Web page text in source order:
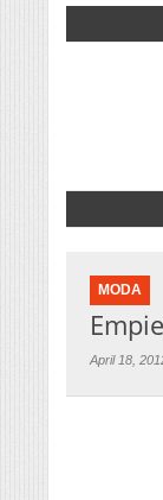
MODA
April 18,